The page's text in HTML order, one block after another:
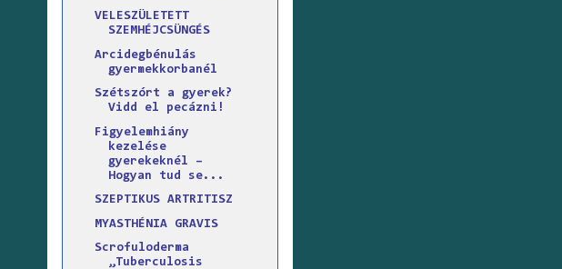
VELESZÜLETETT
SZEMHÉJCSÜNGÉS
Arcidegbénulás
gyermekkorbanél
Szétszórt a gyerek?
Vidd el pecázni!
Figyelemhiány
kezelése
gyerekeknél –
Hogyan tud se...
SZEPTIKUS ARTRITISZ
MYASTHÉNIA GRAVIS
Scrofuloderma
„Tuberculosis